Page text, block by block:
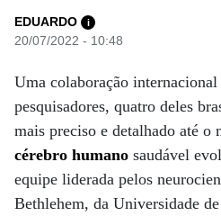
EDUARDO i
20/07/2022 - 10:48
Uma colaboração
pesquisadores, quatro deles
mais preciso e detalhado até o
cérebro humano saudável
equipe liderada pelos
Bethlehem, da Universidade